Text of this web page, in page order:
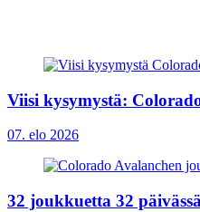
Viisi kysymystä:
07. elo 2026
32 joukkuetta 32